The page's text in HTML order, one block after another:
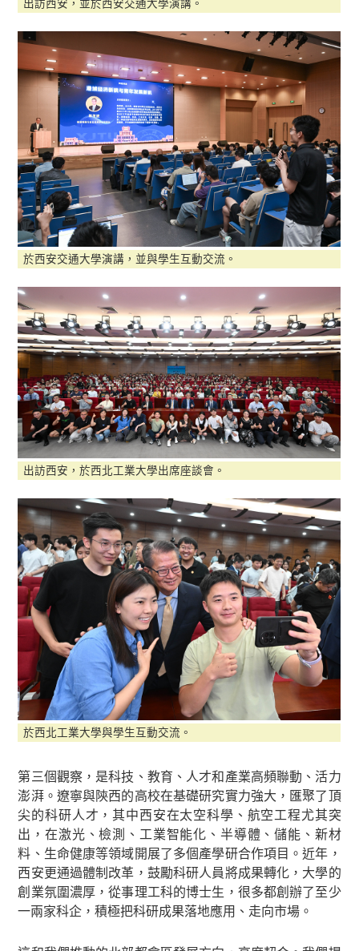
出訪西安，並於西安交通大學演講。
於西安交通大學演講，並與學生互動交流。
出訪西安，於西北工業大學出席座談會。
於西北工業大學與學生互動交流。
第三個觀察，是科技、教育、人才和產業高頻聯動、活力
澎湃。遼寧與陝西的高校在基礎研究實力強大，匯聚了頂
尖的科研人才，其中西安在太空科學、航空工程尤其突
出，在激光、檢測、工業智能化、半導體、儲能、新材
料、生命健康等領域開展了多個產學研合作項目。近年，
西安更通過體制改革，鼓勵科研人員將成果轉化，大學的
創業氛圍濃厚，從事理工科的博士生，很多都創辦了至少
一兩家科企，積極把科研成果落地應用、走向市場。